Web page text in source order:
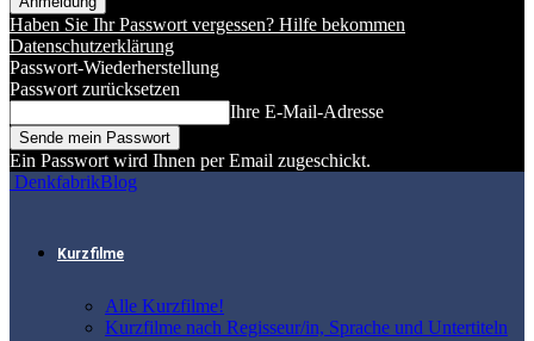
Haben Sie Ihr Passwort vergessen? Hilfe bekommen
Datenschutzerklärung
Passwort-Wiederherstellung
Passwort zurücksetzen
Ihre E-Mail-Adresse
Ein Passwort wird Ihnen per Email zugeschickt.
DenkfabrikBlog
Kurzfilme
Alle Kurzfilme!
Kurzfilme nach Regisseur/in, Sprache und Untertiteln